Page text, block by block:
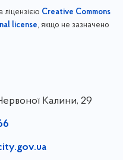
ліцензією Creative Commons
license, якщо не зазначено
Калини, 29